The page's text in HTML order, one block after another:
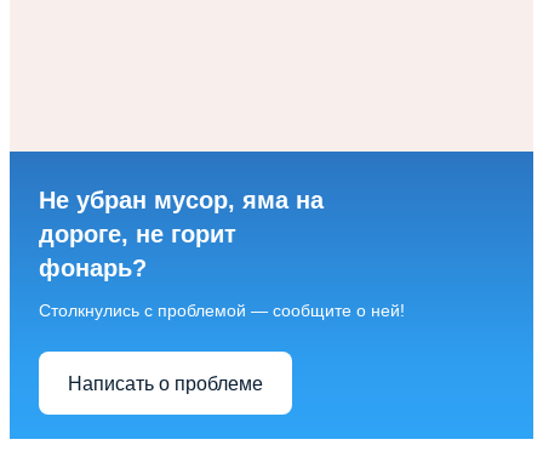
Не убран мусор, яма на
дороге, не горит
фонарь?
Столкнулись с проблемой — сообщите о ней!
Написать о проблеме